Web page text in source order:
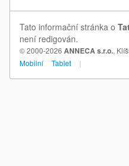
Tato informační stránka o
není redigován.
© 2000-2026 ANNECA s.r.o.,
Mobilní
Tablet |